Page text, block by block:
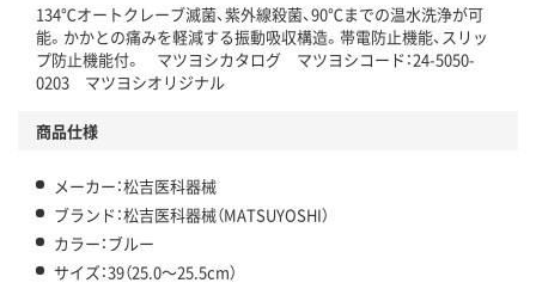
134℃オートクレーブ滅菌、紫外線殺菌、90℃までの温水洗浄が可
能。かかとの痛みを軽減する振動吸収構造。帯電防止機能、スリッ
プ防止機能付。 マツヨシカタログ マツヨシコード：24-5050-
0203 マツヨシオリジナル
商品仕様
メーカー：松吉医科器械
ブランド：松吉医科器械（MATSUYOSHI）
カラー：ブルー
サイズ：39（25.0～25.5cm）